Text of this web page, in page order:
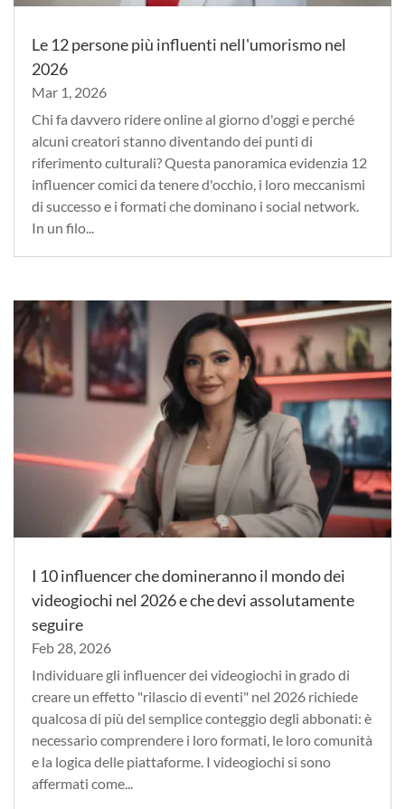
Le 12 persone più influenti nell'umorismo nel
2026
Mar 1, 2026
Chi fa davvero ridere online al giorno d'oggi e perché
alcuni creatori stanno diventando dei punti di
riferimento culturali? Questa panoramica evidenzia 12
influencer comici da tenere d'occhio, i loro meccanismi
di successo e i formati che dominano i social network.
In un filo...
I 10 influencer che domineranno il mondo dei
videogiochi nel 2026 e che devi assolutamente
seguire
Feb 28, 2026
Individuare gli influencer dei videogiochi in grado di
creare un effetto "rilascio di eventi" nel 2026 richiede
qualcosa di più del semplice conteggio degli abbonati: è
necessario comprendere i loro formati, le loro comunità
e la logica delle piattaforme. I videogiochi si sono
affermati come...